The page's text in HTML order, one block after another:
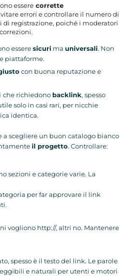
essere corrette
errori e controllare il numero di
di registrazione, poiché i moderatori
esseresicuri ma universali. Non
piattaforme.
con buona reputazione e
che richiedono backlink, spesso
solo in casi rari, per nicchie
identica.
a scegliere un buon catalogo bianco
il progetto. Controllare:
sezioni e categorie varie. La
per far approvare il link
vogliono http://, altri no. Mantenere
spesso è il testo del link. Le parole
e naturali per utenti e motori